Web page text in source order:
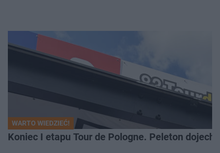
WARTO WIEDZIEĆ!
Koniec I etapu Tour de Pologne. Peleton